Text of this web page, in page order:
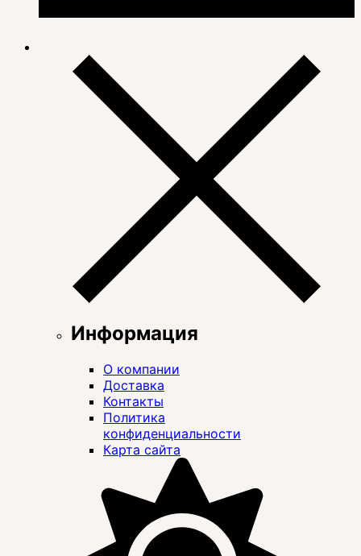
Информация
О компании
Доставка
Контакты
Политика
конфиденциальности
Карта сайта